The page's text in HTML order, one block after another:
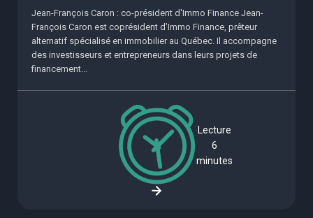
Jean-François Caron : co-président d'Immo Finance Jean-
François Caron est coprésident d’Immo Finance, prêteur
alternatif spécialisé en immobilier au Québec. Il accompagne
des investisseurs et entrepreneurs dans leurs projets de
financement...
Lecture
6
minutes